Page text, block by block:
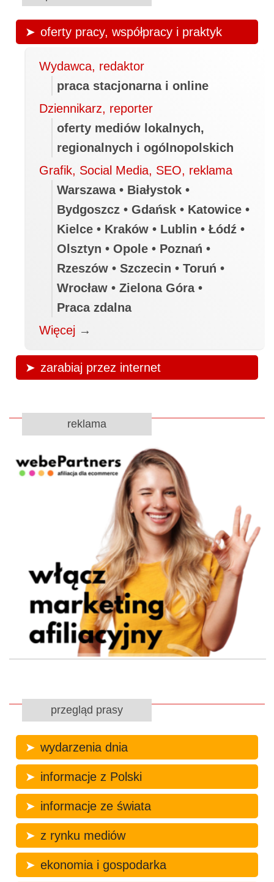
oferty pracy, współpracy i praktyk
Wydawca, redaktor
praca stacjonarna i online
Dziennikarz, reporter
oferty mediów lokalnych,
regionalnych i ogólnopolskich
Grafik, Social Media, SEO, reklama
Warszawa • Białystok •
Bydgoszcz • Gdańsk • Katowice •
Kielce • Kraków • Lublin • Łódź •
Olsztyn • Opole • Poznań •
Rzeszów • Szczecin • Toruń •
Wrocław • Zielona Góra •
Praca zdalna
Więcej →
zarabiaj przez internet
reklama
przegląd prasy
wydarzenia dnia
informacje z Polski
informacje ze świata
z rynku mediów
ekonomia i gospodarka